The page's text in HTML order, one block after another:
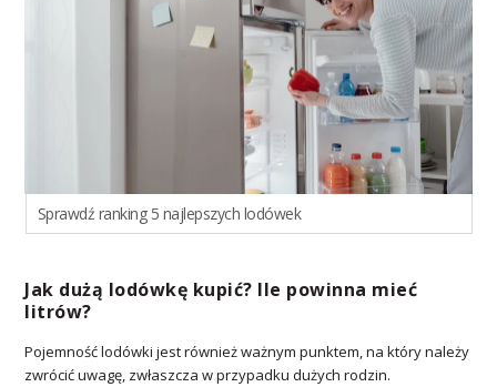
Sprawdź ranking 5 najlepszych lodówek
Jak dużą lodówkę kupić? Ile powinna mieć
litrów?
Pojemność lodówki jest również ważnym punktem, na który należy
zwrócić uwagę, zwłaszcza w przypadku dużych rodzin.